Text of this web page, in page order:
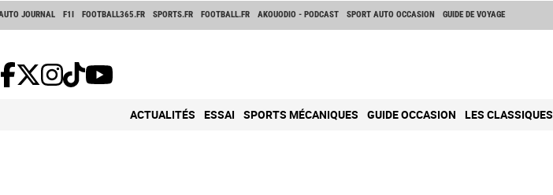
JOURNAL F1I FOOTBALL365.FR SPORTS.FR FOOTBALL.FR AKOUODIO - PODCAST SPORT AUTO OCCASION GUIDE DE VOYAGE
ACTUALITÉS ESSAI SPORTS MÉCANIQUES GUIDE OCCASION LES CLASSIQUES